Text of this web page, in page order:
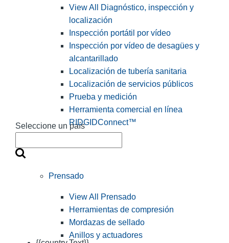
Seleccione un país
View All Diagnóstico, inspección y
localización
Inspección portátil por vídeo
Inspección por vídeo de desagües y
alcantarillado
Localización de tubería sanitaria
Localización de servicios públicos
Prueba y medición
Herramienta comercial en línea
RIDGIDConnect™
Prensado
View All Prensado
Herramientas de compresión
Mordazas de sellado
Anillos y actuadores